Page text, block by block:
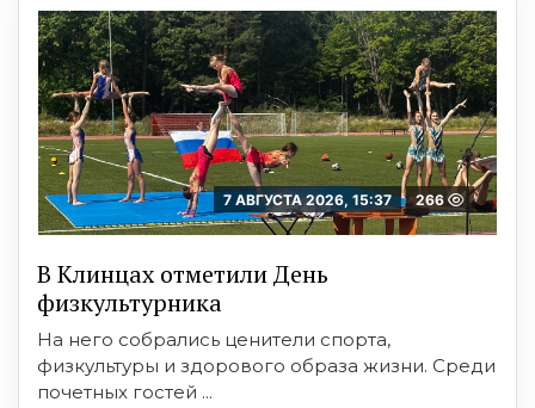
7 АВГУСТА 2026, 15:37 266
В Клинцах отметили День
физкультурника
На него собрались ценители спорта,
физкультуры и здорового образа жизни. Среди
почетных гостей ...